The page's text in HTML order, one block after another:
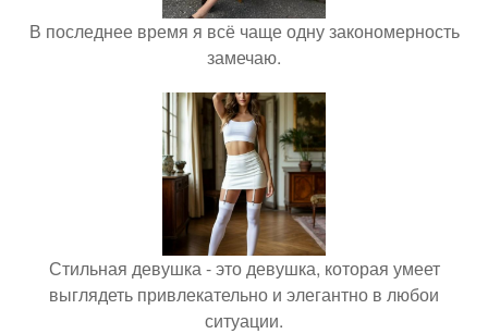
В последнее время я всё чаще одну закономерность
замечаю.
Стильная девушка - это девушка, которая умеет
выглядеть привлекательно и элегантно в любои
ситуации.